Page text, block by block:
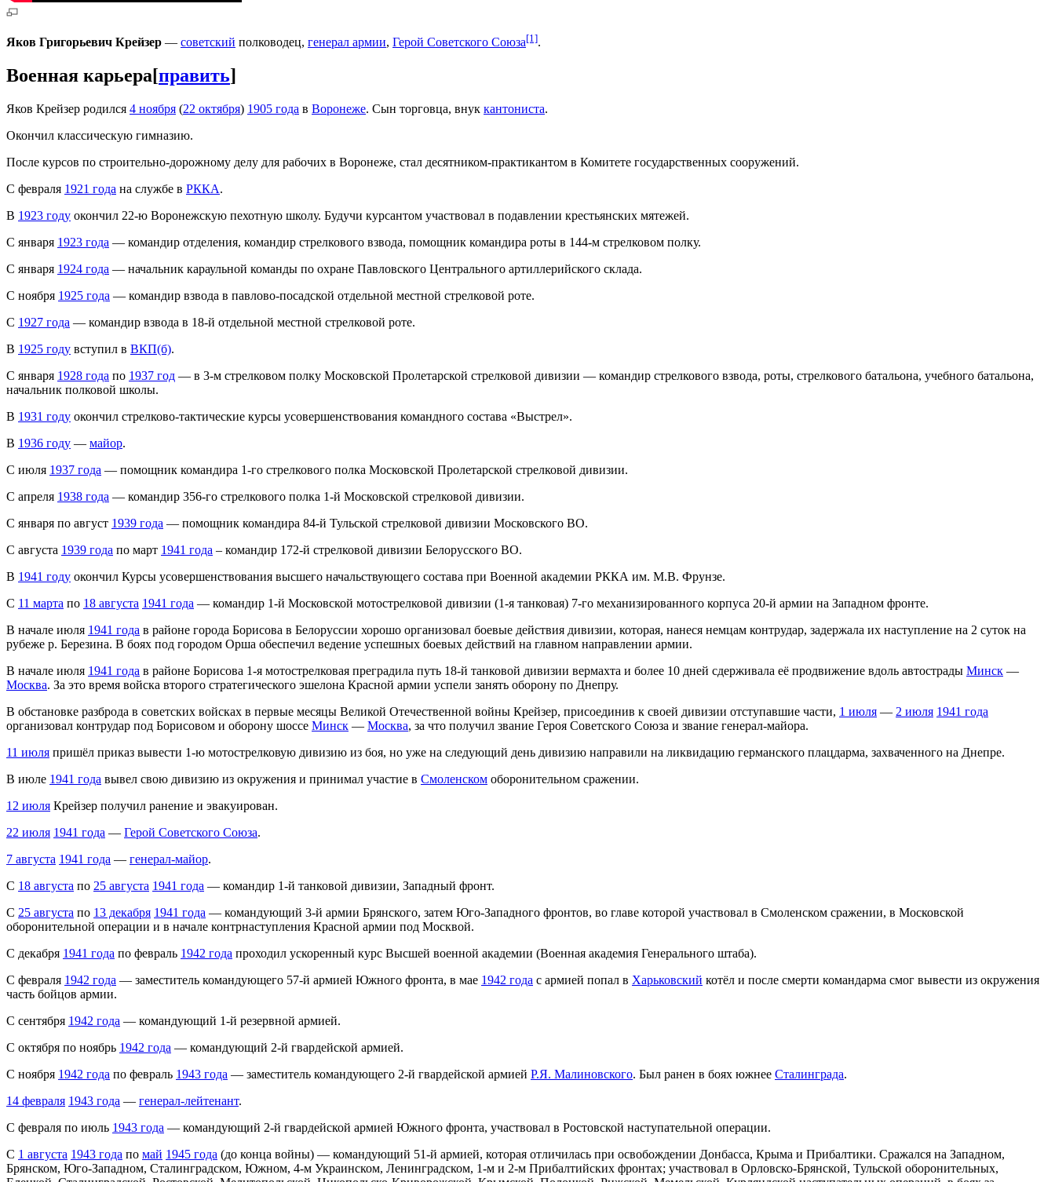
Яков Григорьевич Крейзер — советский полководец, генерал армии, Герой Советского Союза[1].
Военная карьера[править]
Яков Крейзер родился 4 ноября (22 октября) 1905 года в Воронеже. Сын торговца, внук кантониста.
Окончил классическую гимназию.
После курсов по строительно-дорожному делу для рабочих в Воронеже, стал десятником-практикантом в Комитете государственных сооружений.
С февраля 1921 года на службе в РККА.
В 1923 году окончил 22-ю Воронежскую пехотную школу. Будучи курсантом участвовал в подавлении крестьянских мятежей.
С января 1923 года — командир отделения, командир стрелкового взвода, помощник командира роты в 144-м стрелковом полку.
С января 1924 года — начальник караульной команды по охране Павловского Центрального артиллерийского склада.
С ноября 1925 года — командир взвода в павлово-посадской отдельной местной стрелковой роте.
С 1927 года — командир взвода в 18-й отдельной местной стрелковой роте.
В 1925 году вступил в ВКП(б).
С января 1928 года по 1937 год — в 3-м стрелковом полку Московской Пролетарской стрелковой дивизии — командир стрелкового взвода, роты, стрелкового батальона, учебного батальона,
начальник полковой школы.
В 1931 году окончил стрелково-тактические курсы усовершенствования командного состава «Выстрел».
В 1936 году — майор.
С июля 1937 года — помощник командира 1-го стрелкового полка Московской Пролетарской стрелковой дивизии.
С апреля 1938 года — командир 356-го стрелкового полка 1-й Московской стрелковой дивизии.
С января по август 1939 года — помощник командира 84-й Тульской стрелковой дивизии Московского ВО.
С августа 1939 года по март 1941 года – командир 172-й стрелковой дивизии Белорусского ВО.
В 1941 году окончил Курсы усовершенствования высшего начальствующего состава при Военной академии РККА им. М.В. Фрунзе.
С 11 марта по 18 августа 1941 года — командир 1-й Московской мотострелковой дивизии (1-я танковая) 7-го механизированного корпуса 20-й армии на Западном фронте.
В начале июля 1941 года в районе города Борисова в Белоруссии хорошо организовал боевые действия дивизии, которая, нанеся немцам контрудар, задержала их наступление на 2 суток на
рубеже р. Березина. В боях под городом Орша обеспечил ведение успешных боевых действий на главном направлении армии.
В начале июля 1941 года в районе Борисова 1-я мотострелковая преградила путь 18-й танковой дивизии вермахта и более 10 дней сдерживала её продвижение вдоль автострады Минск —
Москва. За это время войска второго стратегического эшелона Красной армии успели занять оборону по Днепру.
В обстановке разброда в советских войсках в первые месяцы Великой Отечественной войны Крейзер, присоединив к своей дивизии отступавшие части, 1 июля — 2 июля 1941 года
организовал контрудар под Борисовом и оборону шоссе Минск — Москва, за что получил звание Героя Советского Союза и звание генерал-майора.
11 июля пришёл приказ вывести 1-ю мотострелковую дивизию из боя, но уже на следующий день дивизию направили на ликвидацию германского плацдарма, захваченного на Днепре.
В июле 1941 года вывел свою дивизию из окружения и принимал участие в Смоленском оборонительном сражении.
12 июля Крейзер получил ранение и эвакуирован.
22 июля 1941 года — Герой Советского Союза.
7 августа 1941 года — генерал-майор.
С 18 августа по 25 августа 1941 года — командир 1-й танковой дивизии, Западный фронт.
С 25 августа по 13 декабря 1941 года — командующий 3-й армии Брянского, затем Юго-Западного фронтов, во главе которой участвовал в Смоленском сражении, в Московской
оборонительной операции и в начале контрнаступления Красной армии под Москвой.
С декабря 1941 года по февраль 1942 года проходил ускоренный курс Высшей военной академии (Военная академия Генерального штаба).
С февраля 1942 года — заместитель командующего 57-й армией Южного фронта, в мае 1942 года с армией попал в Харьковский котёл и после смерти командарма смог вывести из окружения
часть бойцов армии.
С сентября 1942 года — командующий 1-й резервной армией.
С октября по ноябрь 1942 года — командующий 2-й гвардейской армией.
С ноября 1942 года по февраль 1943 года — заместитель командующего 2-й гвардейской армией Р.Я. Малиновского. Был ранен в боях южнее Сталинграда.
14 февраля 1943 года — генерал-лейтенант.
С февраля по июль 1943 года — командующий 2-й гвардейской армией Южного фронта, участвовал в Ростовской наступательной операции.
С 1 августа 1943 года по май 1945 года (до конца войны) — командующий 51-й армией, которая отличилась при освобождении Донбасса, Крыма и Прибалтики. Сражался на Западном,
Брянском, Юго-Западном, Сталинградском, Южном, 4-м Украинском, Ленинградском, 1-м и 2-м Прибалтийских фронтах; участвовал в Орловско-Брянской, Тульской оборонительных,